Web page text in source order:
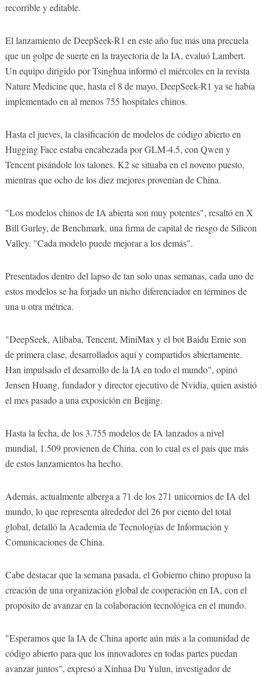
recorrible y editable.
El lanzamiento de DeepSeek-R1 en este año fue más una precuela
que un golpe de suerte en la trayectoria de la IA, evaluó Lambert.
Un equipo dirigido por Tsinghua informó el miércoles en la revista
Nature Medicine que, hasta el 8 de mayo, DeepSeek-R1 ya se había
implementado en al menos 755 hospitales chinos.
Hasta el jueves, la clasificación de modelos de código abierto en
Hugging Face estaba encabezada por GLM-4.5, con Qwen y
Tencent pisándole los talones. K2 se situaba en el noveno puesto,
mientras que ocho de los diez mejores provenían de China.
"Los modelos chinos de IA abierta son muy potentes", resaltó en X
Bill Gurley, de Benchmark, una firma de capital de riesgo de Silicon
Valley. "Cada modelo puede mejorar a los demás".
Presentados dentro del lapso de tan solo unas semanas, cada uno de
estos modelos se ha forjado un nicho diferenciador en términos de
una u otra métrica.
"DeepSeek, Alibaba, Tencent, MiniMax y el bot Baidu Ernie son
de primera clase, desarrollados aquí y compartidos abiertamente.
Han impulsado el desarrollo de la IA en todo el mundo", opinó
Jensen Huang, fundador y director ejecutivo de Nvidia, quien asistió
el mes pasado a una exposición en Beijing.
Hasta la fecha, de los 3.755 modelos de IA lanzados a nivel
mundial, 1.509 provienen de China, con lo cual es el país que más
de estos lanzamientos ha hecho.
Además, actualmente alberga a 71 de los 271 unicornios de IA del
mundo, lo que representa alrededor del 26 por ciento del total
global, detalló la Academia de Tecnologías de Información y
Comunicaciones de China.
Cabe destacar que la semana pasada, el Gobierno chino propuso la
creación de una organización global de cooperación en IA, con el
propósito de avanzar en la colaboración tecnológica en el mundo.
"Esperamos que la IA de China aporte aún más a la comunidad de
código abierto para que los innovadores en todas partes puedan
avanzar juntos", expresó a Xinhua Du Yulun, investigador de